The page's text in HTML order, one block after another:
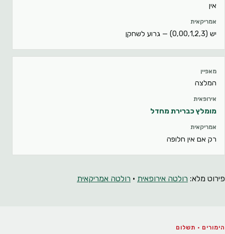
אין
יש (0,00,1,2,3) — גרוע לשחקן
המלצה
מומלץ כברירת מחדל
רק אם אין חלופה
פירוט מלא: רולטה אירופאית · רולטה אמריקאית
הימורים · תשלום